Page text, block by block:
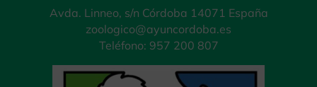
Avda. Linneo, s/n Córdoba 14071 España
zoologico@ayuncordoba.es
Teléfono: 957 200 807